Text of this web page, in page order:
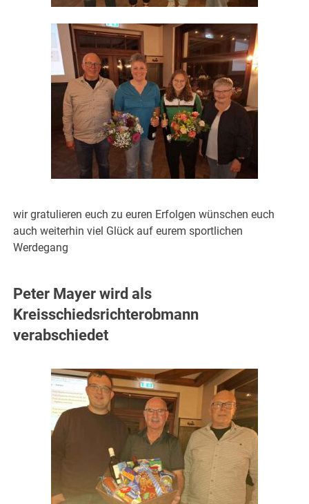
wir gratulieren euch zu euren Erfolgen wünschen euch
auch weiterhin viel Glück auf eurem sportlichen
Werdegang
Peter Mayer wird als
Kreisschiedsrichterobmann
verabschiedet